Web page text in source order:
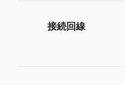
接続回線